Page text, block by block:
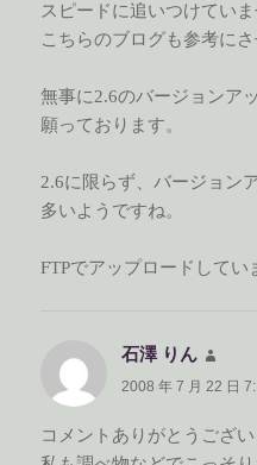
スピードに追いつけてい
こちらのブログも参考に
無事に2.6のバージョンア
願っております。
2.6に限らず、バージョン
多いようですね。
FTPでアップロードしてい
石澤 りん
り:
2008 年 7 月 22 日
コメントありがとうござい